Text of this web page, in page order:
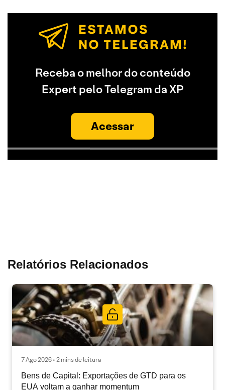
Receba o melhor do conteúdo
Expert pelo Telegram da XP
Acessar
Relatórios Relacionados
7 Ago 2026 • 2 mins de leitura
Bens de Capital: Exportações de GTD para os
EUA voltam a ganhar momentum